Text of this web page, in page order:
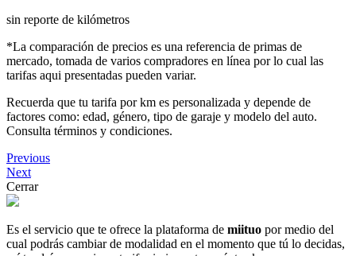
sin reporte de kilómetros
*La comparación de precios es una referencia de primas de
mercado, tomada de varios compradores en línea por lo cual las
tarifas aqui presentadas pueden variar.
Recuerda que tu tarifa por km es personalizada y depende de
factores como: edad, género, tipo de garaje y modelo del auto.
Consulta términos y condiciones.
Previous
Next
Cerrar
Es el servicio que te ofrece la plataforma de miituo por medio del
cual podrás cambiar de modalidad en el momento que tú lo decidas,